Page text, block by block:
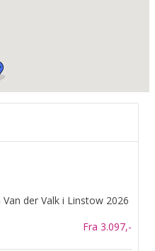
der Valk i Linstow 2026
Fra 3.097,-